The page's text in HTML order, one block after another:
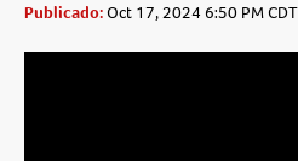
Publicado:Oct 17, 2024 6:50 PM CDT